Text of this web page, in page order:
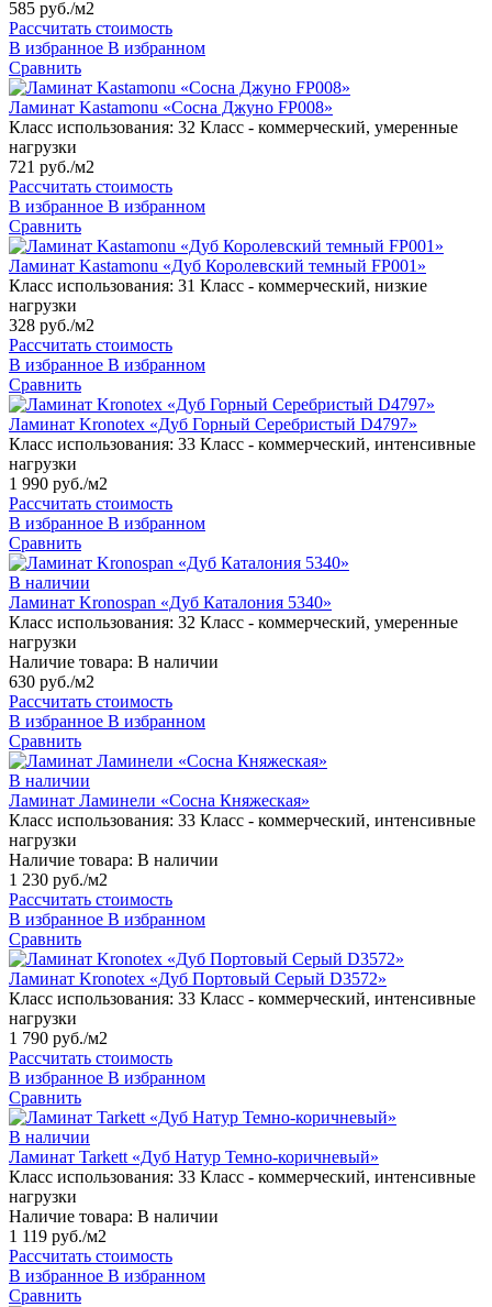
585 руб./м2
Рассчитать стоимость
В избранное В избранном
Сравнить
Ламинат Kastamonu «Сосна Джуно FP008»
Класс использования: 32 Класс - коммерческий, умеренные
нагрузки
721 руб./м2
Рассчитать стоимость
В избранное В избранном
Сравнить
Ламинат Kastamonu «Дуб Королевский темный FP001»
Класс использования: 31 Класс - коммерческий, низкие
нагрузки
328 руб./м2
Рассчитать стоимость
В избранное В избранном
Сравнить
Ламинат Kronotex «Дуб Горный Серебристый D4797»
Класс использования: 33 Класс - коммерческий, интенсивные
нагрузки
1 990 руб./м2
Рассчитать стоимость
В избранное В избранном
Сравнить
В наличии
Ламинат Kronospan «Дуб Каталония 5340»
Класс использования: 32 Класс - коммерческий, умеренные
нагрузки
Наличие товара: В наличии
630 руб./м2
Рассчитать стоимость
В избранное В избранном
Сравнить
В наличии
Ламинат Ламинели «Сосна Княжеская»
Класс использования: 33 Класс - коммерческий, интенсивные
нагрузки
Наличие товара: В наличии
1 230 руб./м2
Рассчитать стоимость
В избранное В избранном
Сравнить
Ламинат Kronotex «Дуб Портовый Серый D3572»
Класс использования: 33 Класс - коммерческий, интенсивные
нагрузки
1 790 руб./м2
Рассчитать стоимость
В избранное В избранном
Сравнить
В наличии
Ламинат Tarkett «Дуб Натур Темно-коричневый»
Класс использования: 33 Класс - коммерческий, интенсивные
нагрузки
Наличие товара: В наличии
1 119 руб./м2
Рассчитать стоимость
В избранное В избранном
Сравнить